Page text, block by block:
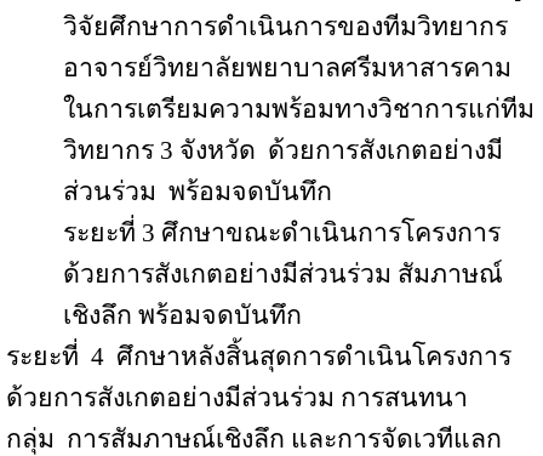
วิจัยศึกษาการดำเนินการของทีมวิทยากร
อาจารย์วิทยาลัยพยาบาลศรีมหาสารคาม
ในการเตรียมความพร้อมทางวิชาการแก่ทีม
วิทยากร 3 จังหวัด ด้วยการสังเกตอย่างมี
ส่วนร่วม พร้อมจดบันทึก
ระยะที่ 3 ศึกษาขณะดำเนินการโครงการ
ด้วยการสังเกตอย่างมีส่วนร่วม สัมภาษณ์
เชิงลึก พร้อมจดบันทึก
ระยะที่ 4 ศึกษาหลังสิ้นสุดการดำเนินโครงการ
ด้วยการสังเกตอย่างมีส่วนร่วม การสนทนา
กลุ่ม การสัมภาษณ์เชิงลึก และการจัดเวทีแลก